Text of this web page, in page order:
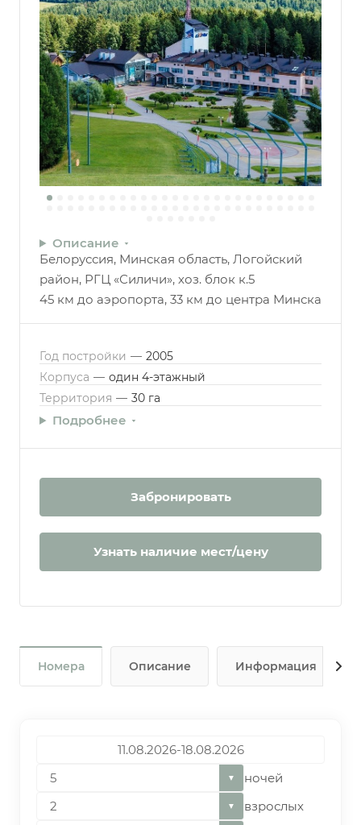
Описание
Белоруссия, Минская область, Логойский
район, РГЦ «Силичи», хоз. блок к.5
45 км до аэропорта, 33 км до центра Минска
Год постройки — 2005
Корпуса — один 4-этажный
Территория — 30 га
Подробнее
Забронировать
Узнать наличие мест/цену
Номера Описание Информация
▼ ночей
▼ взрослых